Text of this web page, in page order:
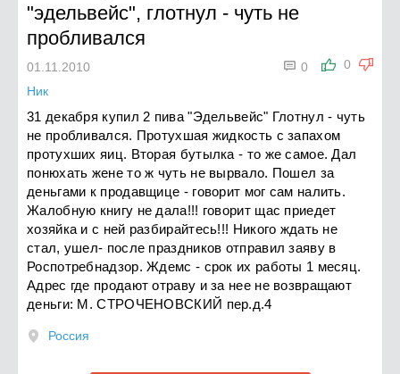
"эдельвейс", глотнул - чуть не
пробливался
0
 0
01.11.2010
Ник
31 декабря купил 2 пива "Эдельвейс" Глотнул - чуть
не пробливался. Протухшая жидкость с запахом
протухших яиц. Вторая бутылка - то же самое. Дал
понюхать жене то ж чуть не вырвало. Пошел за
деньгами к продавщице - говорит мог сам налить.
Жалобную книгу не дала!!! говорит щас приедет
хозяйка и с ней разбирайтесь!!! Никого ждать не
стал, ушел- после праздников отправил заяву в
Роспотребнадзор. Ждемс - срок их работы 1 месяц.
Адрес где продают отраву и за нее не возвращают
деньги: М. СТРОЧЕНОВСКИЙ пер.д.4
Россия